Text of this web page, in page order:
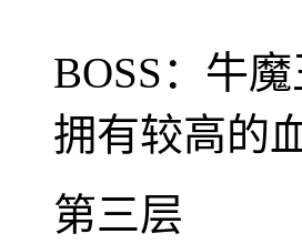
BOSS：牛
拥有较高的
第三层